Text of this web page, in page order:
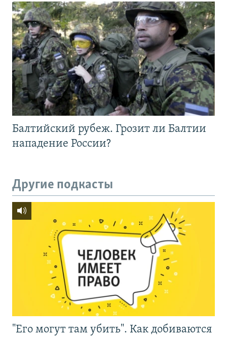
Балтийский рубеж. Грозит ли Балтии
нападение России?
Другие подкасты
"Его могут там убить". Как добиваются